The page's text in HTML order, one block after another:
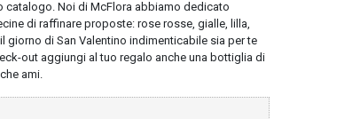
catalogo. Noi di McFlora abbiamo dedicato
di raffinare proposte: rose rosse, gialle, lilla,
di San Valentino indimenticabile sia per te
out aggiungi al tuo regalo anche una bottiglia di
ami.